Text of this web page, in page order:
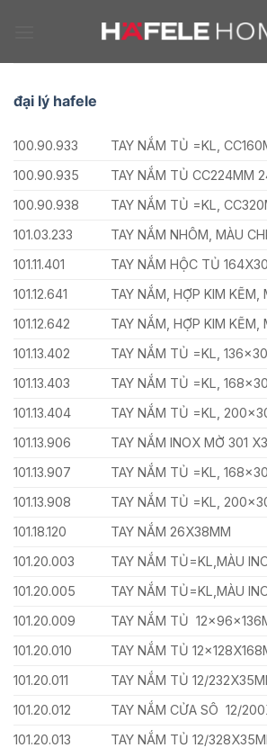
đại lý hafele
100.90.933
TAY NẮM TỦ =KL,
100.90.935
TAY NẮM TỦ CC224MM
100.90.938
TAY NẮM TỦ =KL,
101.03.233
TAY NẮM NHÔM, MÀU
101.11.401
TAY NẮM HỘC TỦ
101.12.641
TAY NẮM, HỢP KIM KẼM,
101.12.642
TAY NẮM, HỢP KIM KẼM,
101.13.402
TAY NẮM TỦ =KL,
101.13.403
TAY NẮM TỦ =KL,
101.13.404
TAY NẮM TỦ =KL,
101.13.906
TAY NẮM INOX MỜ 301
101.13.907
TAY NẮM TỦ =KL,
101.13.908
TAY NẮM TỦ =KL,
101.18.120
TAY NẮM 26X38MM
101.20.003
TAY NẮM TỦ=KL,MÀU
101.20.005
TAY NẮM TỦ=KL,MÀU
101.20.009
TAY NẮM TỦ
101.20.010
TAY NẮM TỦ
101.20.011
TAY NẮM TỦ 12/
101.20.012
TAY NẮM CỬA SÔ 12/
101.20.013
TAY NẮM TỦ 12/